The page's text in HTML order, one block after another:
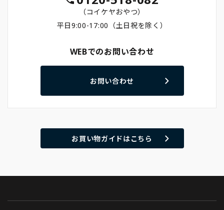
（コイケヤおやつ）
平日9:00-17:00（土日祝を除く）
WEBでのお問い合わせ
お問い合わせ
お買い物ガイドはこちら